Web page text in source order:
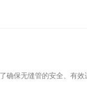
确保无缝管的安全、有